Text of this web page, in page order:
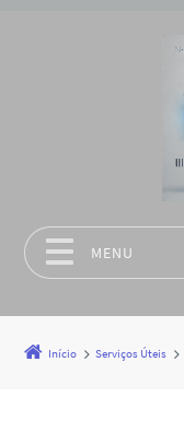
MENU
Início Serviços Úteis